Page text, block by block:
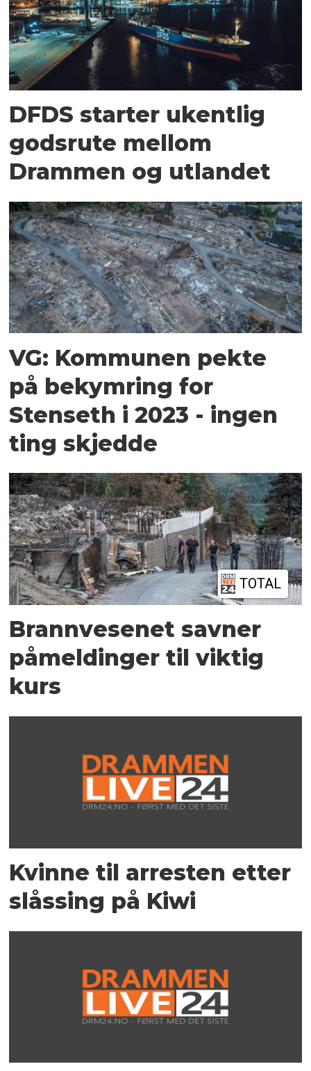
DFDS starter ukentlig
godsrute mellom
Drammen og utlandet
VG: Kommunen pekte
på bekymring for
Stenseth i 2023 - ingen
ting skjedde
TOTAL
Brannvesenet savner
påmeldinger til viktig
kurs
Kvinne til arresten etter
slåssing på Kiwi